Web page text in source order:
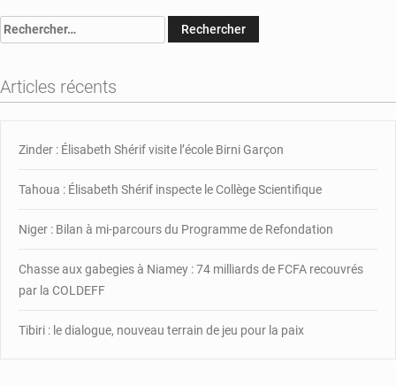
:
pour
Niger
mieux
contre
terrorisme
Sahel
Rechercher :
Articles récents
Zinder : Élisabeth Shérif visite l’école Birni Garçon
Tahoua : Élisabeth Shérif inspecte le Collège Scientifique
Niger : Bilan à mi-parcours du Programme de Refondation
Chasse aux gabegies à Niamey : 74 milliards de FCFA recouvrés
par la COLDEFF
Tibiri : le dialogue, nouveau terrain de jeu pour la paix